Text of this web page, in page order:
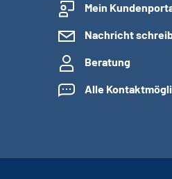
Mein
Nachricht
Beratung
Alle